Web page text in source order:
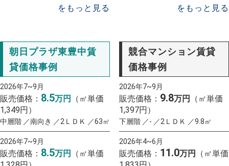
をもっと見る をもっと見る
朝日プラザ東豊中賃
貸価格事例
2026年7~9月
販売価格： 8.5万円
（㎡単価
1,349円）
中層階 ／南向き ／2ＬＤＫ ／63㎡
2026年7~9月
販売価格： 8.5万円
（㎡単価
競合マンション賃貸
価格事例
2026年7~9月
販売価格： 9.8万円
（㎡単価
1,397円）
下層階 ／- ／2ＬＤＫ ／9.8㎡
2026年4~6月
販売価格： 11.0万円
（㎡単価